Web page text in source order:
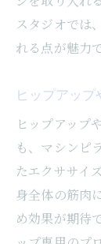
スタジオでは
れる点が魅力で
ヒップアッ
ヒップアップ
も、マシンピ
たエクササイ
身全体の筋肉
め効果が期待